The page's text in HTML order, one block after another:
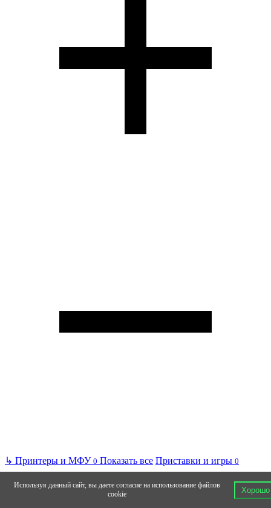
↳ Принтеры и МФУ 0 Показать все Приставки и игры 0
Используя данный сайт, вы даете согласие на использование файлов
cookie
Хорошо